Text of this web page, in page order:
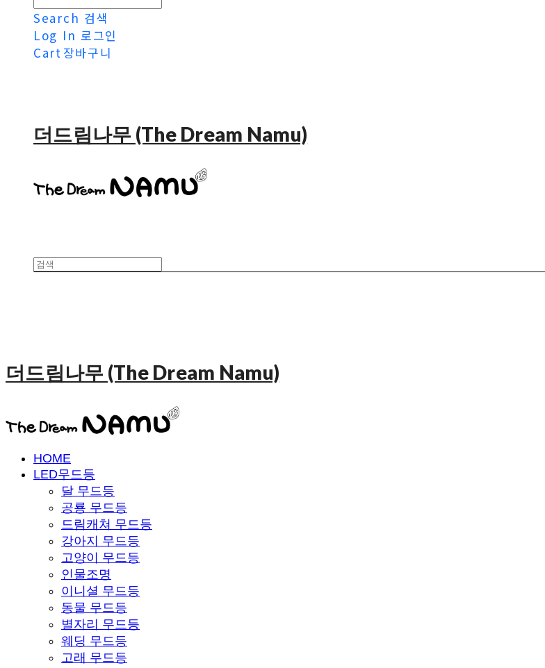
Search 검색
Log In 로그인
Cart 장바구니
더드림나무 (The Dream Namu)
더드림나무 (The Dream Namu)
HOME
LED무드등
달 무드등
공룡 무드등
드림캐쳐 무드등
강아지 무드등
고양이 무드등
인물조명
이니셜 무드등
동물 무드등
별자리 무드등
웨딩 무드등
고래 무드등